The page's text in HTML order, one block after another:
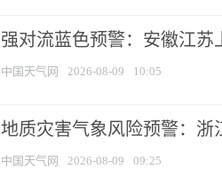
强对流蓝色预警：安徽江苏
中国天气网 2026-08-09 10:05
地质灾害气象风险预警：浙
中国天气网 2026-08-09 09:25